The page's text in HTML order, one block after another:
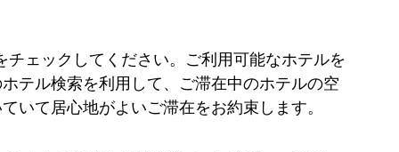
ェックしてください。ご利用可能なホテルを
テル検索を利用して、ご滞在中のホテルの空
いて居心地がよいご滞在をお約束します。